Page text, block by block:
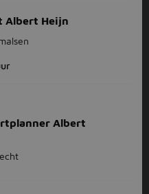
Albert Heijn
Albert